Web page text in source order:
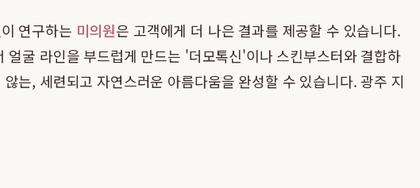
연구하는 미의원은 고객에게 더 나은 결과를 제공할 수 있습니다.
굴 라인을 부드럽게 만드는 '더모톡신'이나 스킨부스터와 결합하
는, 세련되고 자연스러운 아름다움을 완성할 수 있습니다. 광주 지